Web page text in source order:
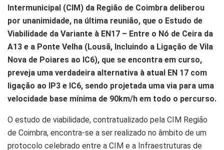
Intermunicipal (CIM) da Região de Coimbra deliberou
por unanimidade, na última reunião, que o Estudo de
Viabilidade da Variante à EN17 – Entre o Nó de Ceira da
A13 e a Ponte Velha (Lousã, Incluindo a Ligação de Vila
Nova de Poiares ao IC6), que se encontra em curso,
preveja uma verdadeira alternativa à atual EN 17 com
ligação ao IP3 e IC6, sendo projetada uma via para uma
velocidade base mínima de 90km/h em todo o percurso.
O estudo de viabilidade, contratualizado pela CIM Região
de Coimbra, encontra-se a ser realizado no âmbito de um
protocolo celebrado entre a CIM e a Infraestruturas de